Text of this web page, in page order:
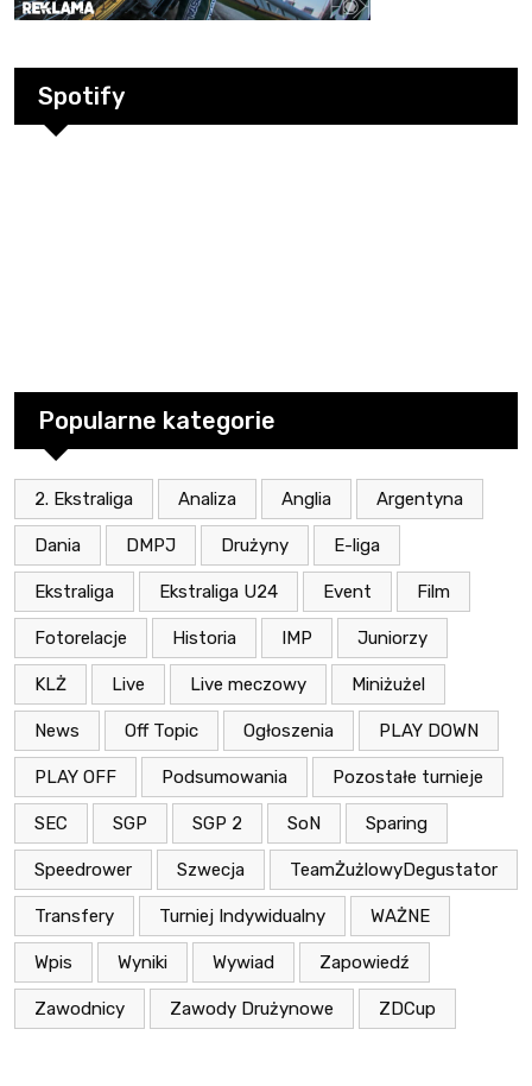
Spotify
Popularne kategorie
2. Ekstraliga Analiza Anglia Argentyna
Dania DMPJ Drużyny E-liga
Ekstraliga Ekstraliga U24 Event Film
Fotorelacje Historia IMP Juniorzy
KLŻ Live Live meczowy Miniżużel
News Off Topic Ogłoszenia PLAY DOWN
PLAY OFF Podsumowania Pozostałe turnieje
SEC SGP SGP 2 SoN Sparing
Speedrower Szwecja TeamŻużlowyDegustator
Transfery Turniej Indywidualny WAŻNE
Wpis Wyniki Wywiad Zapowiedź
Zawodnicy Zawody Drużynowe ZDCup